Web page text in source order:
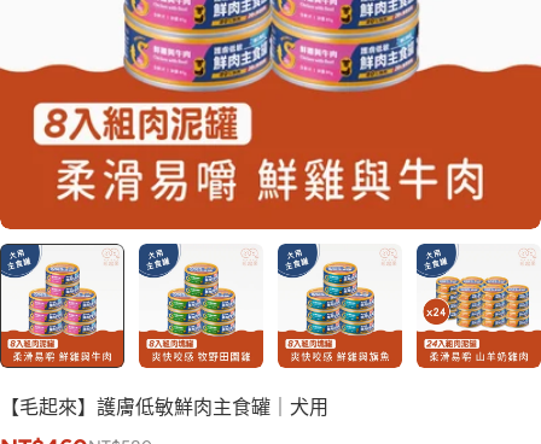
【毛起來】護膚低敏鮮肉主食罐｜犬用